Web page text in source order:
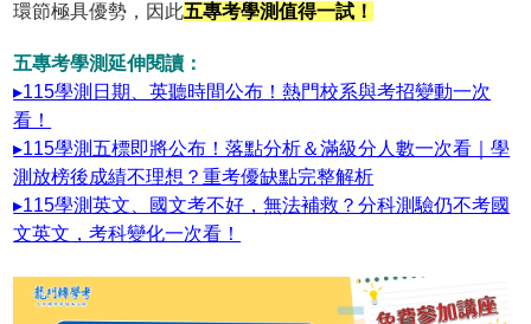
環節極具優勢，因此五專考學測值得一試！
五專考學測延伸閱讀：
▸115學測日期、英聽時間公布！熱門校系與考招變動一次
看！
▸115學測五標即將公布！落點分析＆滿級分人數一次看｜學
測放榜後成績不理想？重考優缺點完整解析
▸115學測英文、國文考不好，無法補救？分科測驗仍不考國
文英文，考科變化一次看！